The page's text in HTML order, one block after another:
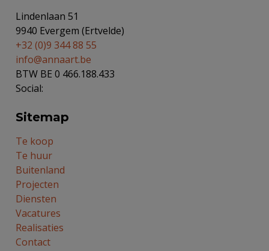
Lindenlaan 51
9940 Evergem (Ertvelde)
+32 (0)9 344 88 55
info@annaart.be
BTW BE 0 466.188.433
Social:
Sitemap
Te koop
Te huur
Buitenland
Projecten
Diensten
Vacatures
Realisaties
Contact